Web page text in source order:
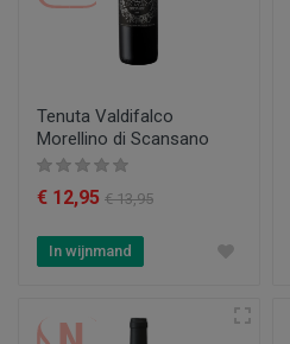
Tenuta Valdifalco
Morellino di Scansano
€ 12,95 € 13,95
In wijnmand